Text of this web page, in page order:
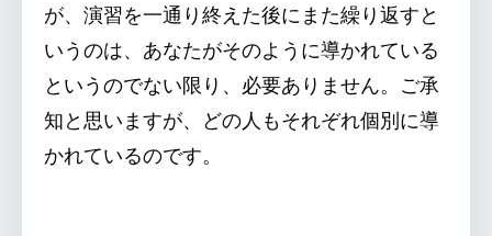
が、演習を一通り終えた後にまた繰り返すと
いうのは、あなたがそのように導かれている
というのでない限り、必要ありません。ご承
知と思いますが、どの人もそれぞれ個別に導
かれているのです。